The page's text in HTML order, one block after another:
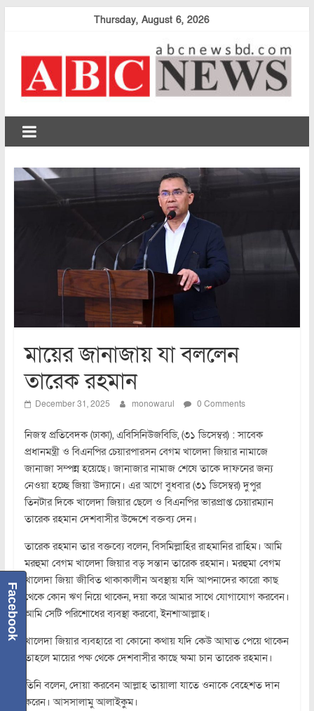
Thursday, August 6, 2026
abcnewsbd
মায়ের জানাজায় যা বললেন
তারেক রহমান
December 31, 2025 monowarul 0 Comments
নিজস্ব প্রতিবেদক (ঢাকা), এবিসিনিউজবিডি, (৩১ ডিসেম্বর) : সাবেক
প্রধানমন্ত্রী ও বিএনপির চেয়ারপারসন বেগম খালেদা জিয়ার নামাজে
জানাজা সম্পন্ন হয়েছে। জানাজার নামাজ শেষে তাকে দাফনের জন্য
নেওয়া হচ্ছে জিয়া উদ্যানে। এর আগে বুধবার (৩১ ডিসেম্বর) দুপুর
তিনটার দিকে খালেদা জিয়ার ছেলে ও বিএনপির ভারপ্রাপ্ত চেয়ারম্যান
তারেক রহমান দেশবাসীর উদ্দেশে বক্তব্য দেন।
তারেক রহমান তার বক্তব্যে বলেন, বিসমিল্লাহির রাহমানির রাহিম। আমি
মরহুমা বেগম খালেদা জিয়ার বড় সন্তান তারেক রহমান। মরহুমা বেগম
খালেদা জিয়া জীবিত থাকাকালীন অবস্থায় যদি আপনাদের কারো কাছ
থেকে কোন ঋণ নিয়ে থাকেন, দয়া করে আমার সাথে যোগাযোগ করবেন।
আমি সেটি পরিশোধের ব্যবস্থা করবো, ইনশাআল্লাহ।
খালেদা জিয়ার ব্যবহারে বা কোনো কথায় যদি কেউ আঘাত পেয়ে থাকেন
তাহলে মায়ের পক্ষ থেকে দেশবাসীর কাছে ক্ষমা চান তারেক রহমান।
তিনি বলেন, দোয়া করবেন আল্লাহ তায়ালা যাতে ওনাকে বেহেশত দান
করেন। আসসালামু আলাইকুম।
Facebook